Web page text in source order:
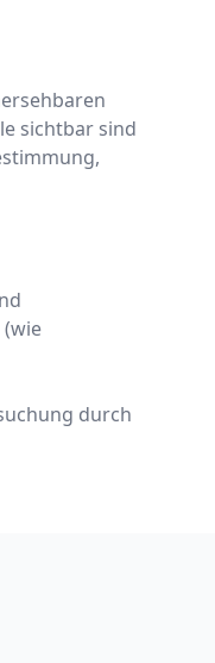
sichtbar sind
durch